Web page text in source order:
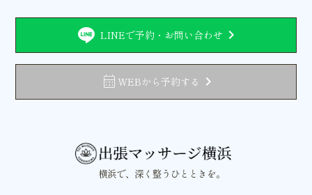
LINEで予約・お問い合わせ chevron_right
calendar_month WEBから予約する chevron_right
横浜で、深く整うひとときを。